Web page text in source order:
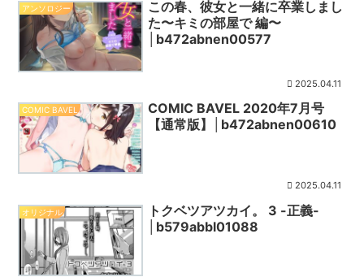
アンソロジー
この春、彼女と一緒に卒業しまし
た〜キミの部屋で 編〜
│b472abnen00577
2025.04.11
COMIC BAVEL
COMIC BAVEL 2020年7月号
【通常版】│b472abnen00610
2025.04.11
オリジナル
トクベツアツカイ。 3 -正義-
│b579abbl01088